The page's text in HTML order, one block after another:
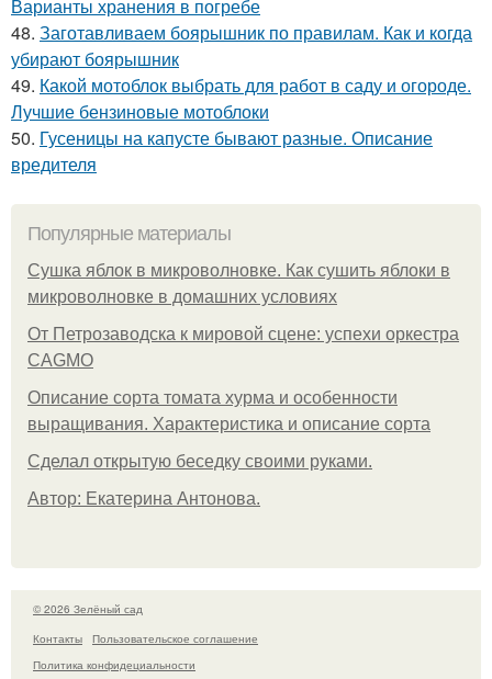
Варианты хранения в погребе
48. Заготавливаем боярышник по правилам. Как и когда
убирают боярышник
49. Какой мотоблок выбрать для работ в саду и огороде.
Лучшие бензиновые мотоблоки
50. Гусеницы на капусте бывают разные. Описание
вредителя
Популярные материалы
Сушка яблок в микроволновке. Как сушить яблоки в
микроволновке в домашних условиях
От Петрозаводска к мировой сцене: успехи оркестра
CAGMO
Описание сорта томата хурма и особенности
выращивания. Характеристика и описание сорта
Сделал открытую беседку своими руками.
Автор: Екатерина Антонова.
© 2026 Зелёный сад
Контакты
Пользовательское соглашение
Политика конфидециальности